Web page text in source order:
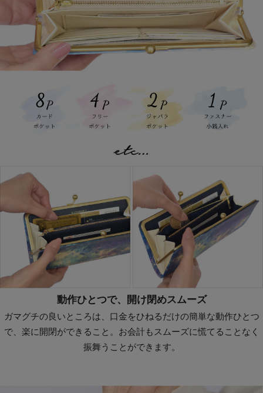
動作ひとつで、開け閉めスムーズ
ガマグチの良いところは、口金をひねるだけの簡単な動作ひとつ
で、楽に開閉ができること。お会計もスムーズに慌てることなく
振舞うことができます。